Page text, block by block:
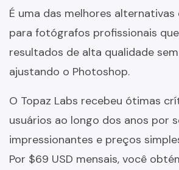
É uma das melhores alternativas
para fotógrafos profissionais
resultados de alta qualidade
ajustando o Photoshop.
O Topaz Labs recebeu ótimas
usuários ao longo dos anos por
impressionantes e preços
Por $69 USD mensais, você